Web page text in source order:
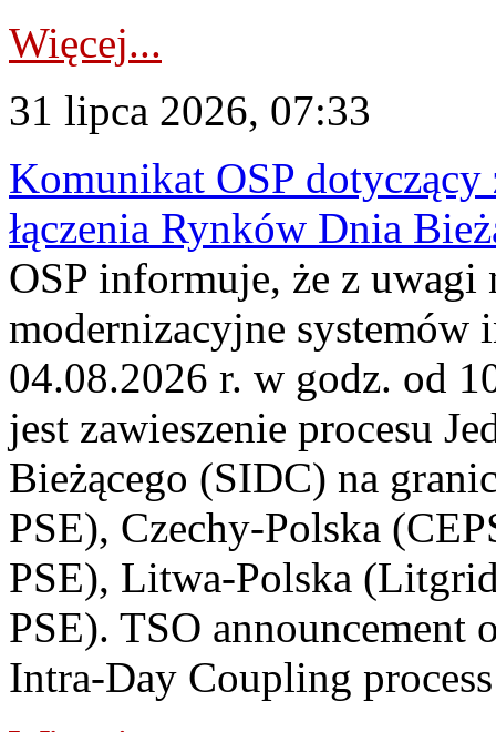
Więcej...
31 lipca 2026, 07:33
Komunikat OSP dotyczący
łączenia Rynków Dnia
OSP informuje, że z uwagi
modernizacyjne
04.08.2026 r. w godz. od
jest zawieszenie procesu
Bieżącego (SIDC) na
PSE), Czechy-Polska
PSE), Litwa-Polska
PSE). TSO announcement
Intra-Day Coupling